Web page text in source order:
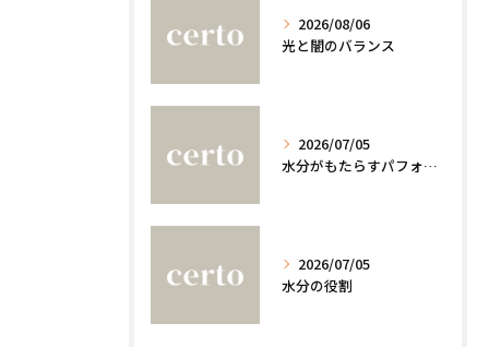
2026/08/06
光と闇のバランス
2026/07/05
水分がもたらすパフォーマンスへの影響
2026/07/05
水分の役割